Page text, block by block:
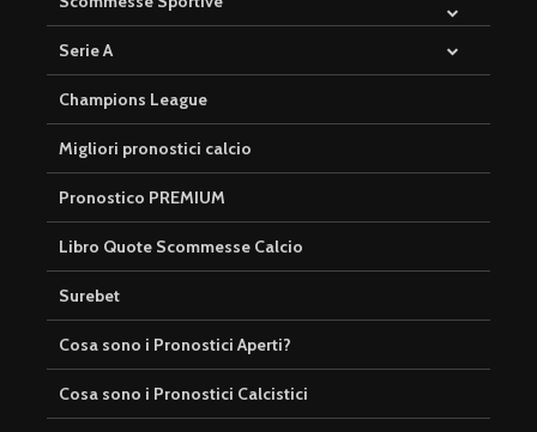
Serie A
Champions League
Migliori pronostici calcio
Pronostico PREMIUM
Libro Quote Scommesse Calcio
Surebet
Cosa sono i Pronostici Aperti?
Cosa sono i Pronostici Calcistici